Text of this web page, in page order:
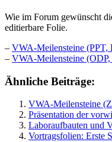
Wie im Forum gewünscht
editierbare Folie.
– VWA-Meilensteine (PPT,
– VWA-Meilensteine
Ähnliche Beiträge:
VWA-Meilensteine
Präsentation der
Laboraufbauten und
Vortragsfolien: Erste